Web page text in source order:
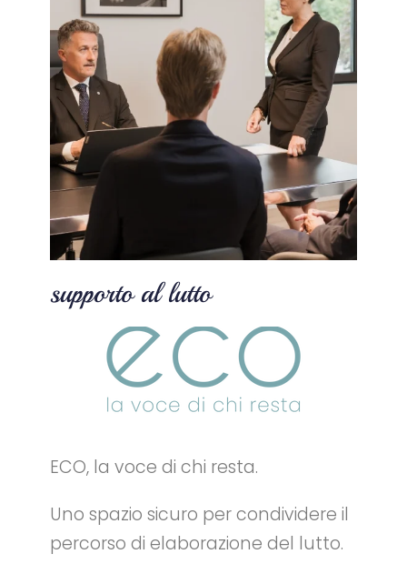
supporto al lutto
ECO, la voce di chi resta.
Uno spazio sicuro per condividere il
percorso di elaborazione del lutto.